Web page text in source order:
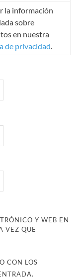
la información
sobre
en nuestra
de privacidad
Y WEB EN
VEZ QUE
CON LOS